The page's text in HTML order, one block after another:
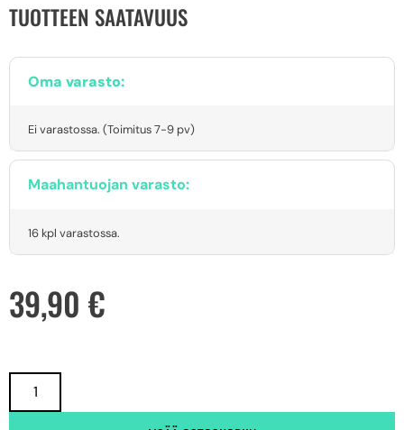
TUOTTEEN SAATAVUUS
Oma varasto:
Ei varastossa. (Toimitus 7-9 pv)
Maahantuojan varasto:
16 kpl varastossa.
39,90 €